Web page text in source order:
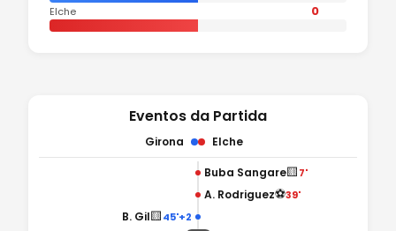
Elche 0
Eventos da Partida
Girona Elche
Buba Sangare🟨7'
A. Rodriguez⚽39'
45'+2
🟨
B. Gil